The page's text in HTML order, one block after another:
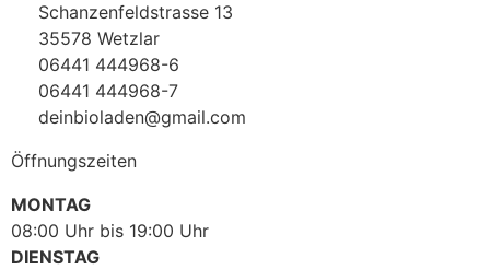
Schanzenfeldstrasse 13
35578 Wetzlar
06441 444968-6
06441 444968-7
deinbioladen@gmail.com
Öffnungszeiten
MONTAG
08:00 Uhr bis 19:00 Uhr
DIENSTAG